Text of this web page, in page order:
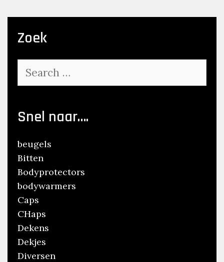
Zoek
for:
Snel naar….
beugels
Bitten
Bodyprotectors
bodywarmers
Caps
CHaps
Dekens
Dekjes
Diversen